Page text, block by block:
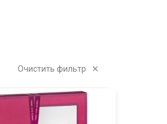
Очистить фильтр